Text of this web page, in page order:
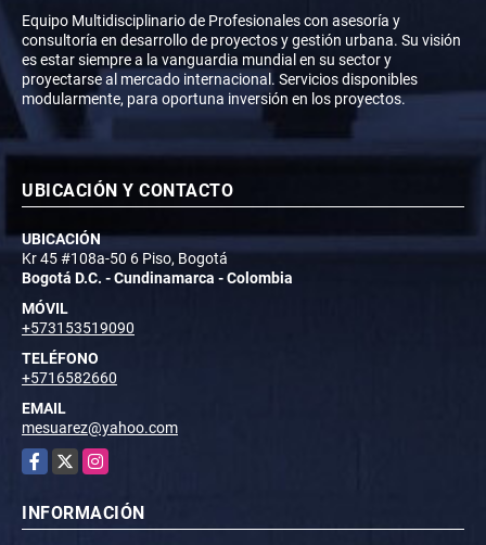
Equipo Multidisciplinario de Profesionales con asesoría y
consultoría en desarrollo de proyectos y gestión urbana. Su visión
es estar siempre a la vanguardia mundial en su sector y
proyectarse al mercado internacional. Servicios disponibles
modularmente, para oportuna inversión en los proyectos.
UBICACIÓN Y CONTACTO
UBICACIÓN
Kr 45 #108a-50 6 Piso, Bogotá
Bogotá D.C. - Cundinamarca - Colombia
MÓVIL
+573153519090
TELÉFONO
+5716582660
EMAIL
mesuarez@yahoo.com
Facebook
X Instagram
INFORMACIÓN